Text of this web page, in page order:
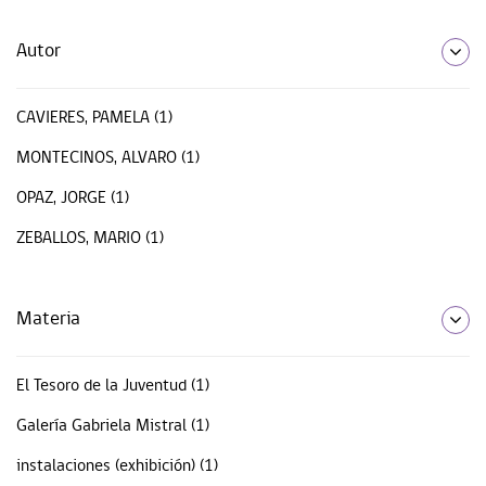
Autor
CAVIERES, PAMELA (1)
MONTECINOS, ALVARO (1)
OPAZ, JORGE (1)
ZEBALLOS, MARIO (1)
Materia
El Tesoro de la Juventud (1)
Galería Gabriela Mistral (1)
instalaciones (exhibición) (1)